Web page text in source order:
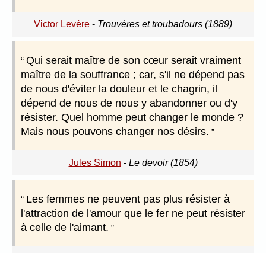
Victor Levère - Trouvères et troubadours (1889)
Qui serait maître de son cœur serait vraiment
maître de la souffrance ; car, s'il ne dépend pas
de nous d'éviter la douleur et le chagrin, il
dépend de nous de nous y abandonner ou d'y
résister. Quel homme peut changer le monde ?
Mais nous pouvons changer nos désirs.
Jules Simon - Le devoir (1854)
Les femmes ne peuvent pas plus résister à
l'attraction de l'amour que le fer ne peut résister
à celle de l'aimant.